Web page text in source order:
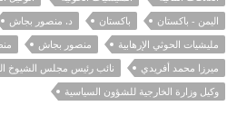
اليمن - باكستان
باكستان د. منصور بجاش
مليشيات الحوثي الإرهابية
منصور بجاش
ميرزا محمد أفريدي
نائب رئيس مجلس الشيوخ
وكيل وزارة الخارجية للشؤون السياسية